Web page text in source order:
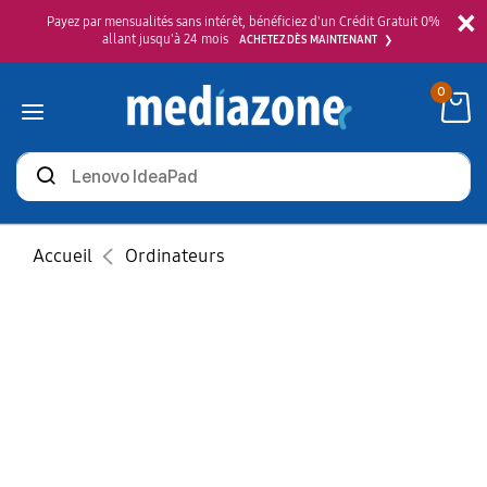
×
Payez par mensualités sans intérêt, bénéficiez d'un Crédit Gratuit 0%
allant jusqu'à 24 mois
ACHETEZ DÈS MAINTENANT
Rechercher
des
produits
0
Accueil Ordinateurs